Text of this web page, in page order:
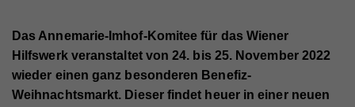
Das Annemarie-Imhof-Komitee für das Wiener
Hilfswerk veranstaltet von 24. bis 25. November 2022
wieder einen ganz besonderen Benefiz-
Weihnachtsmarkt. Dieser findet heuer in einer neuen